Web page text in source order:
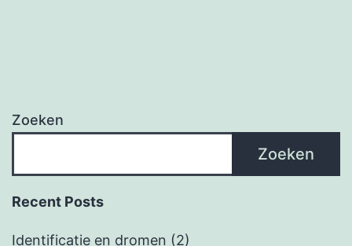
Zoeken
Zoeken
Recent Posts
Identificatie en dromen (2)